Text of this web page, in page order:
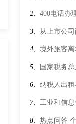
得税优惠目录
用企业所得税
政部 税务总局
年第36号
2、 400电话办
3、 从上市公
地增值税五大
4、 境外旅客
5、 国家税务
享受税收优惠
企业清单制定
6、 纳税人出
动产预缴增值
7、 工业和信
2025年度享受
8、 热点问答